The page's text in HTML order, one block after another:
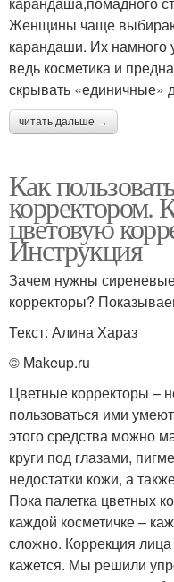
Женщины чаще
карандаши. Их намного
ведь косметика и
скрывать «единичные»
читать дальше →
Как
корректором.
цветовую
Инструкция
Зачем нужны
корректоры?
Текст: Алина Хараз
© Makeup.ru
Цветные корректоры –
пользоваться ими
этого средства можно
круги под глазами,
недостатки кожи, а
Пока палетка цветных
каждой косметичке –
сложно. Коррекция
кажется. Мы решили